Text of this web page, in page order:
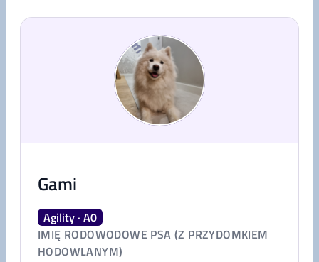
Gami
Agility · A0
IMIĘ RODOWODOWE PSA (Z PRZYDOMKIEM
HODOWLANYM)